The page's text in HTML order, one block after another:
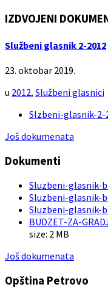
IZDVOJENI
Službeni glasnik 2-2012
23. oktobar 2019.
u 2012, Službeni glasnici
Slzbeni-glasnik-2-
Još dokumenata
Dokumenti
Sluzbeni-glasnik-
Sluzbeni-glasnik-
Sluzbeni-glasnik-
BUDZET-ZA-
size: 2 MB
Još dokumenata
Opština Petrovo